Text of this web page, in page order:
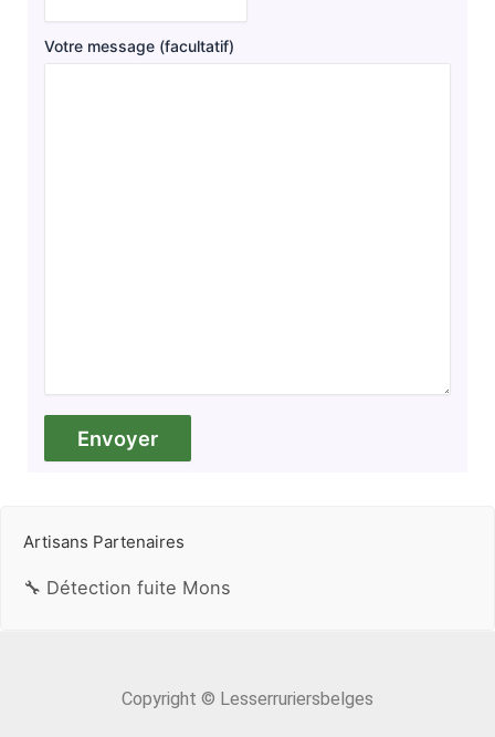
Votre message (facultatif)
Artisans Partenaires
🔧 Détection fuite Mons
Copyright © Lesserruriersbelges